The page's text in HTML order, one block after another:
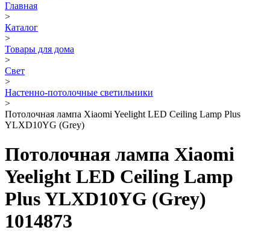
Главная
>
Каталог
>
Товары для дома
>
Свет
>
Настенно-потолочные светильники
>
Потолочная лампа Xiaomi Yeelight LED Ceiling Lamp Plus
YLXD10YG (Grey)
Потолочная лампа Xiaomi
Yeelight LED Ceiling Lamp
Plus YLXD10YG (Grey)
1014873